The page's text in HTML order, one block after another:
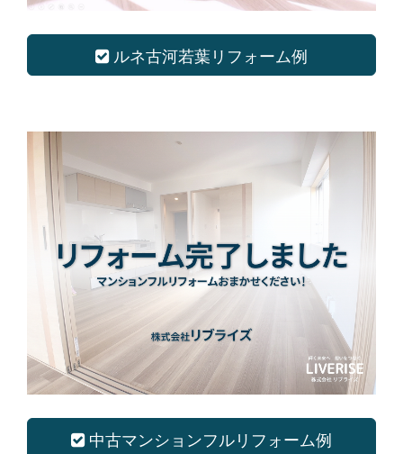
ルネ古河若葉リフォーム例
中古マンションフルリフォーム例